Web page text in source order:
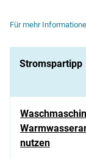
Für mehr
Stromspartipp
nutzen